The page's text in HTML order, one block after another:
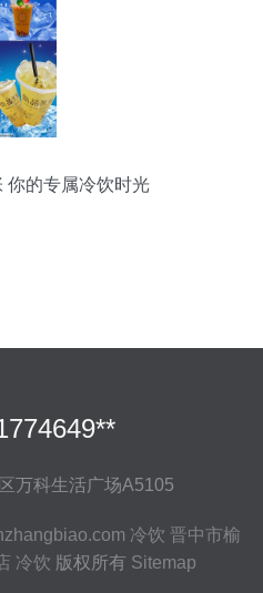
你的专属冷饮时光
万科生活广场A5105
冷饮 晋中市榆
冷饮 版权所有 Sitemap